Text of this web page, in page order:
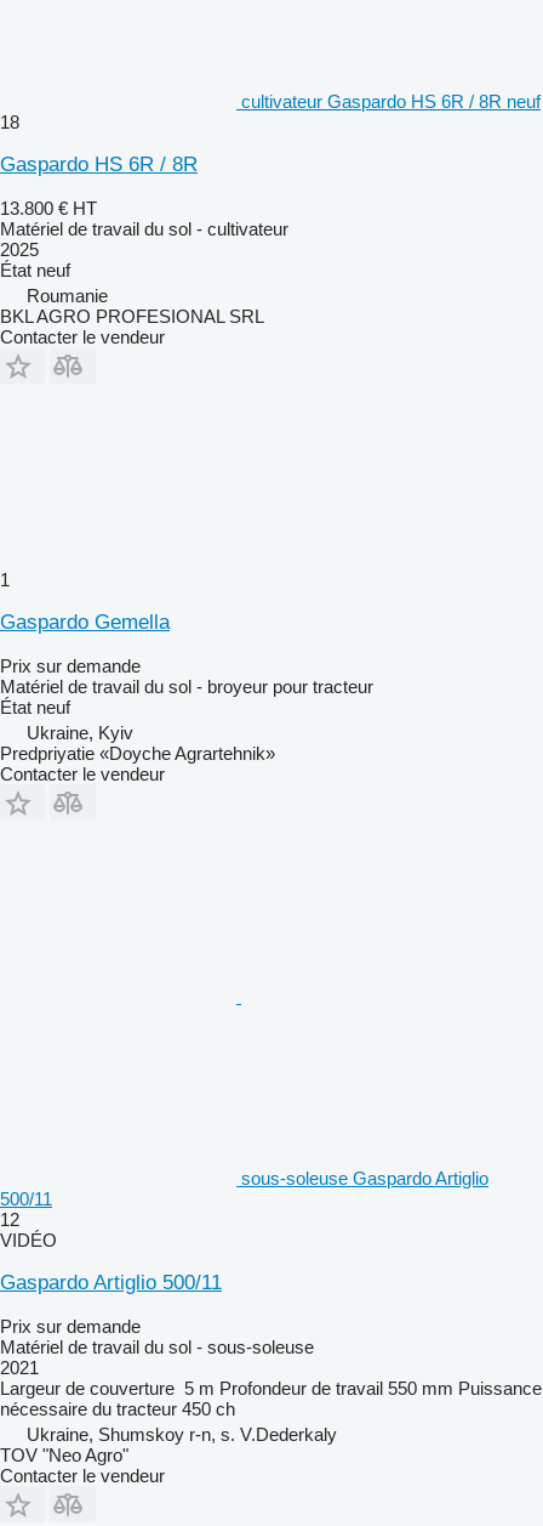
cultivateur Gaspardo HS 6R / 8R neuf
18
Gaspardo HS 6R / 8R
13.800 € HT
Matériel de travail du sol - cultivateur
2025
État neuf
Roumanie
BKL AGRO PROFESIONAL SRL
Contacter le vendeur
1
Gaspardo Gemella
Prix sur demande
Matériel de travail du sol - broyeur pour tracteur
État neuf
Ukraine, Kyiv
Predpriyatie «Doyche Agrartehnik»
Contacter le vendeur
sous-soleuse Gaspardo Artiglio
500/11
12
VIDÉO
Gaspardo Artiglio 500/11
Prix sur demande
Matériel de travail du sol - sous-soleuse
2021
Largeur de couverture 5 m Profondeur de travail 550 mm Puissance
nécessaire du tracteur 450 ch
Ukraine, Shumskoy r-n, s. V.Dederkaly
TOV "Neo Agro"
Contacter le vendeur